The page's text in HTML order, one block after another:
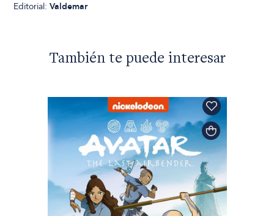
Editorial:Valdemar
También te puede interesar